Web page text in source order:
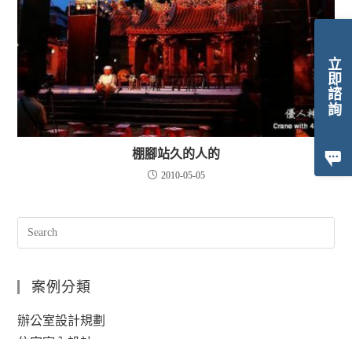
立即諮詢
棚腳站久的人的
2010-05-05
案例分類
辦公室設計規劃